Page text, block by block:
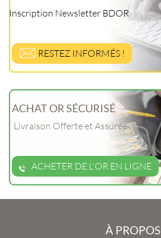
Inscription Newsletter BDOR
RESTEZ INFORMÉS !
ACHAT OR SÉCURISÉ
Livraison Offerte et Assurée
ACHETER DE L'OR EN LIGNE
À PROPOS